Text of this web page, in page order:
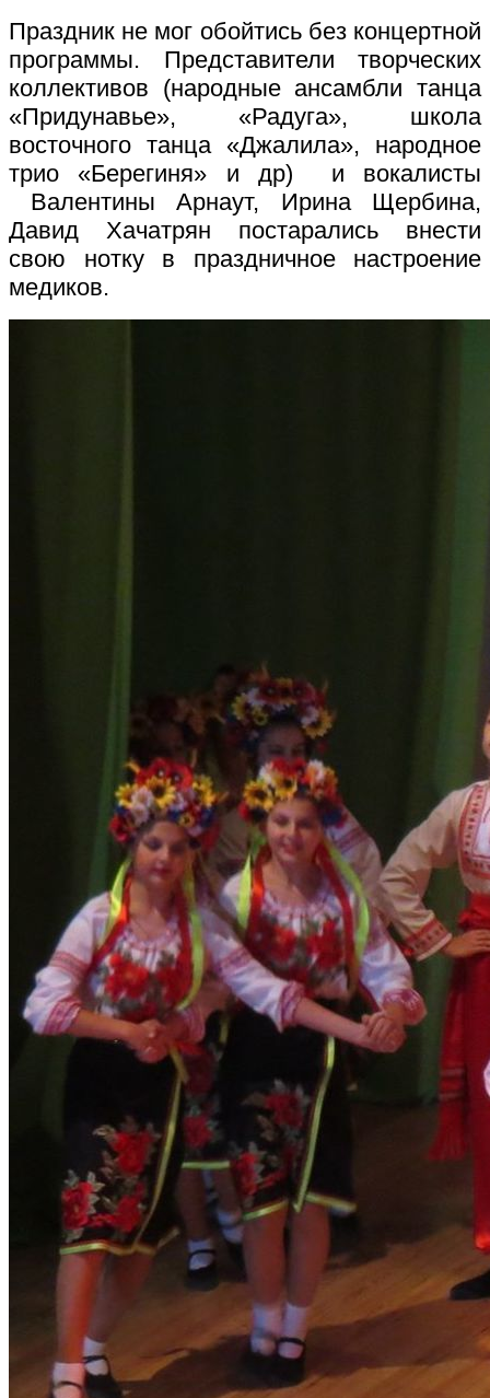
Праздник не мог обойтись без концертной
программы. Представители творческих
коллективов (народные ансамбли танца
«Придунавье», «Радуга», школа
восточного танца «Джалила», народное
трио «Берегиня» и др) и вокалисты
Валентины Арнаут, Ирина Щербина,
Давид Хачатрян постарались внести
свою нотку в праздничное настроение
медиков.